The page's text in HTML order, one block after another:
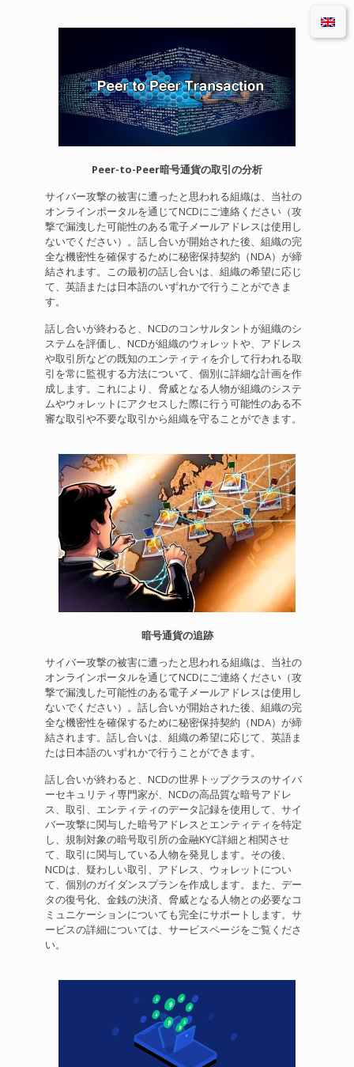
Peer-to-Peer暗号通貨の取引の分析
サイバー攻撃の被害に遭ったと思われる組織は、当社の
オンラインポータルを通じてNCDにご連絡ください（攻
撃で漏洩した可能性のある電子メールアドレスは使用し
ないでください）。話し合いが開始された後、組織の完
全な機密性を確保するために秘密保持契約（NDA）が締
結されます。この最初の話し合いは、組織の希望に応じ
て、英語または日本語のいずれかで行うことができま
す。
話し合いが終わると、NCDのコンサルタントが組織のシ
ステムを評価し、NCDが組織のウォレットや、アドレス
や取引所などの既知のエンティティを介して行われる取
引を常に監視する方法について、個別に詳細な計画を作
成します。これにより、脅威となる人物が組織のシステ
ムやウォレットにアクセスした際に行う可能性のある不
審な取引や不要な取引から組織を守ることができます。
暗号通貨の追跡
サイバー攻撃の被害に遭ったと思われる組織は、当社の
オンラインポータルを通じてNCDにご連絡ください（攻
撃で漏洩した可能性のある電子メールアドレスは使用し
ないでください）。話し合いが開始された後、組織の完
全な機密性を確保するために秘密保持契約（NDA）が締
結されます。話し合いは、組織の希望に応じて、英語ま
たは日本語のいずれかで行うことができます。
話し合いが終わると、NCDの世界トップクラスのサイバ
ーセキュリティ専門家が、NCDの高品質な暗号アドレ
ス、取引、エンティティのデータ記録を使用して、サイ
バー攻撃に関与した暗号アドレスとエンティティを特定
し、規制対象の暗号取引所の金融KYC詳細と相関させ
て、取引に関与している人物を発見します。その後、
NCDは、疑わしい取引、アドレス、ウォレットについ
て、個別のガイダンスプランを作成します。また、デー
タの復号化、金銭の決済、脅威となる人物との必要なコ
ミュニケーションについても完全にサポートします。サ
ービスの詳細については、サービスページをご覧くださ
い。